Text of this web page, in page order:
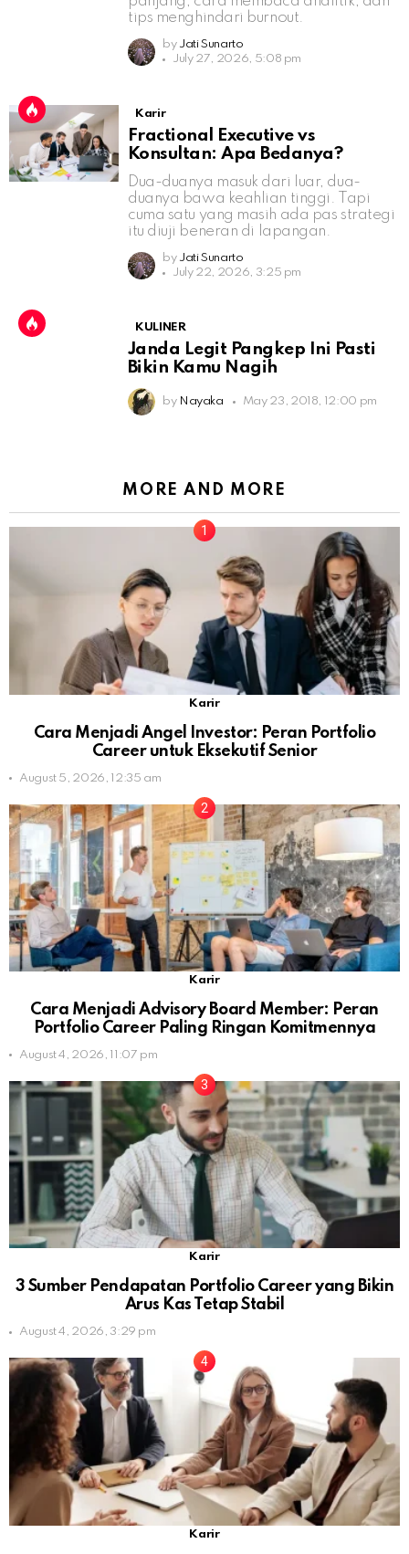
tips menghindari burnout.
by Jati Sunarto
July 27, 2026, 5:08 pm
Karir
Fractional Executive vs
Konsultan: Apa Bedanya?
Dua-duanya masuk dari luar, dua-
duanya bawa keahlian tinggi. Tapi
cuma satu yang masih ada pas strategi
itu diuji beneran di lapangan.
by Jati Sunarto
July 22, 2026, 3:25 pm
KULINER
Janda Legit Pangkep Ini Pasti
Bikin Kamu Nagih
by Nayaka May 23, 2018, 12:00 pm
MORE AND MORE
Karir
Cara Menjadi Angel Investor: Peran Portfolio
Career untuk Eksekutif Senior
August 5, 2026, 12:35 am
Karir
Cara Menjadi Advisory Board Member: Peran
Portfolio Career Paling Ringan Komitmennya
August 4, 2026, 11:07 pm
Karir
3 Sumber Pendapatan Portfolio Career yang Bikin
Arus Kas Tetap Stabil
August 4, 2026, 3:29 pm
Karir